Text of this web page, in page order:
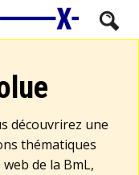
découvrirez une
thématiques
de la BmL,